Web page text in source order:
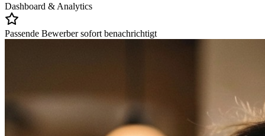
Dashboard & Analytics
Passende Bewerber sofort benachrichtigt